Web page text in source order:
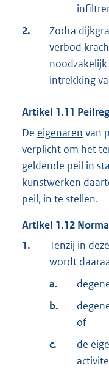
2.
Zodra
verbod
intrekking
Artikel 1.11
De eigenaren van
verplicht om het
geldende peil in
kunstwerken
peil, in te stellen.
Artikel 1.12
1.
Tenzij in
wordt
a.
b.
of
c.
de